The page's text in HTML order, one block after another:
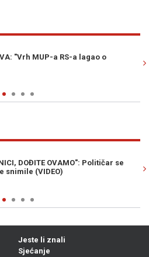
lagao o
ULTIMTUM IZ
poručili upravi šta
Političar se
"MALO SU
kolegama u SBK prije
Jeste li znali
Sjećanje